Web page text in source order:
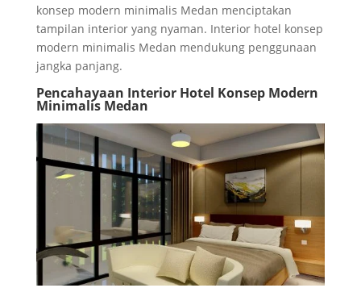
konsep modern minimalis Medan menciptakan
tampilan interior yang nyaman. Interior hotel konsep
modern minimalis Medan mendukung penggunaan
jangka panjang.
Pencahayaan Interior Hotel Konsep Modern
Minimalis Medan